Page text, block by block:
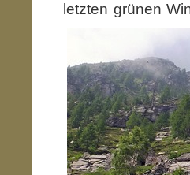
letzten grünen